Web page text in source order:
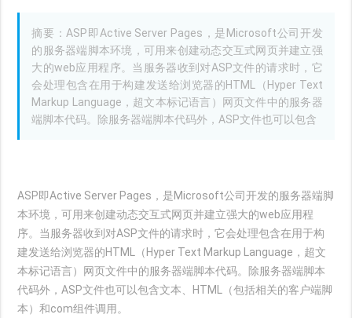
摘要：ASP即Active Server Pages，是Microsoft公司开发
的服务器端脚本环境，可用来创建动态交互式网页并建立强
大的web应用程序。当服务器收到对ASP文件的请求时，它
会处理包含在用于构建发送给浏览器的HTML（Hyper Text
Markup Language，超文本标记语言）网页文件中的服务器
端脚本代码。除服务器端脚本代码外，ASP文件也可以包含
ASP即Active Server Pages，是Microsoft公司开发的服务器端脚
本环境，可用来创建动态交互式网页并建立强大的web应用程
序。当服务器收到对ASP文件的请求时，它会处理包含在用于构
建发送给浏览器的HTML（Hyper Text Markup Language，超文
本标记语言）网页文件中的服务器端脚本代码。除服务器端脚本
代码外，ASP文件也可以包含文本、HTML（包括相关的客户端脚
本）和com组件调用。